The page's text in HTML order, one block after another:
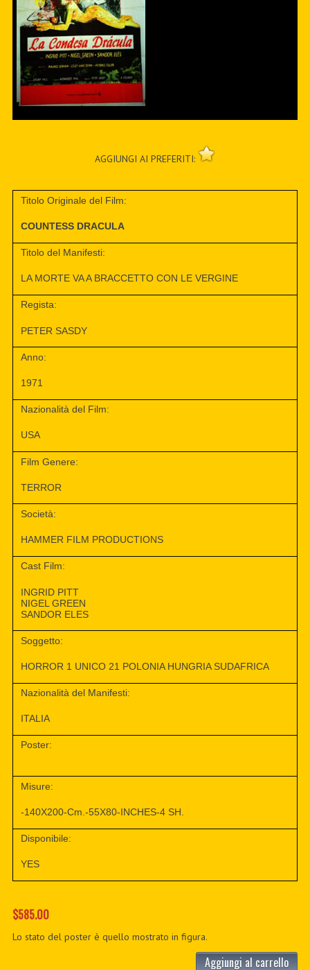
AGGIUNGI AI PREFERITI:
Titolo Originale del Film:
COUNTESS DRACULA
Titolo del Manifesti:
LA MORTE VA A BRACCETTO CON LE VERGINE
Regista:
PETER SASDY
Anno:
1971
Nazionalità del Film:
USA
Film Genere:
TERROR
Società:
HAMMER FILM PRODUCTIONS
Cast Film:
INGRID PITT
NIGEL GREEN
SANDOR ELES
Soggetto:
HORROR 1 UNICO 21 POLONIA HUNGRIA SUDAFRICA
Nazionalità del Manifesti:
ITALIA
Poster:
Misure:
-140X200-Cm.-55X80-INCHES-4 SH.
Disponibile:
YES
$585.00
Lo stato del poster è quello mostrato in figura.
Aggiungi al carrello